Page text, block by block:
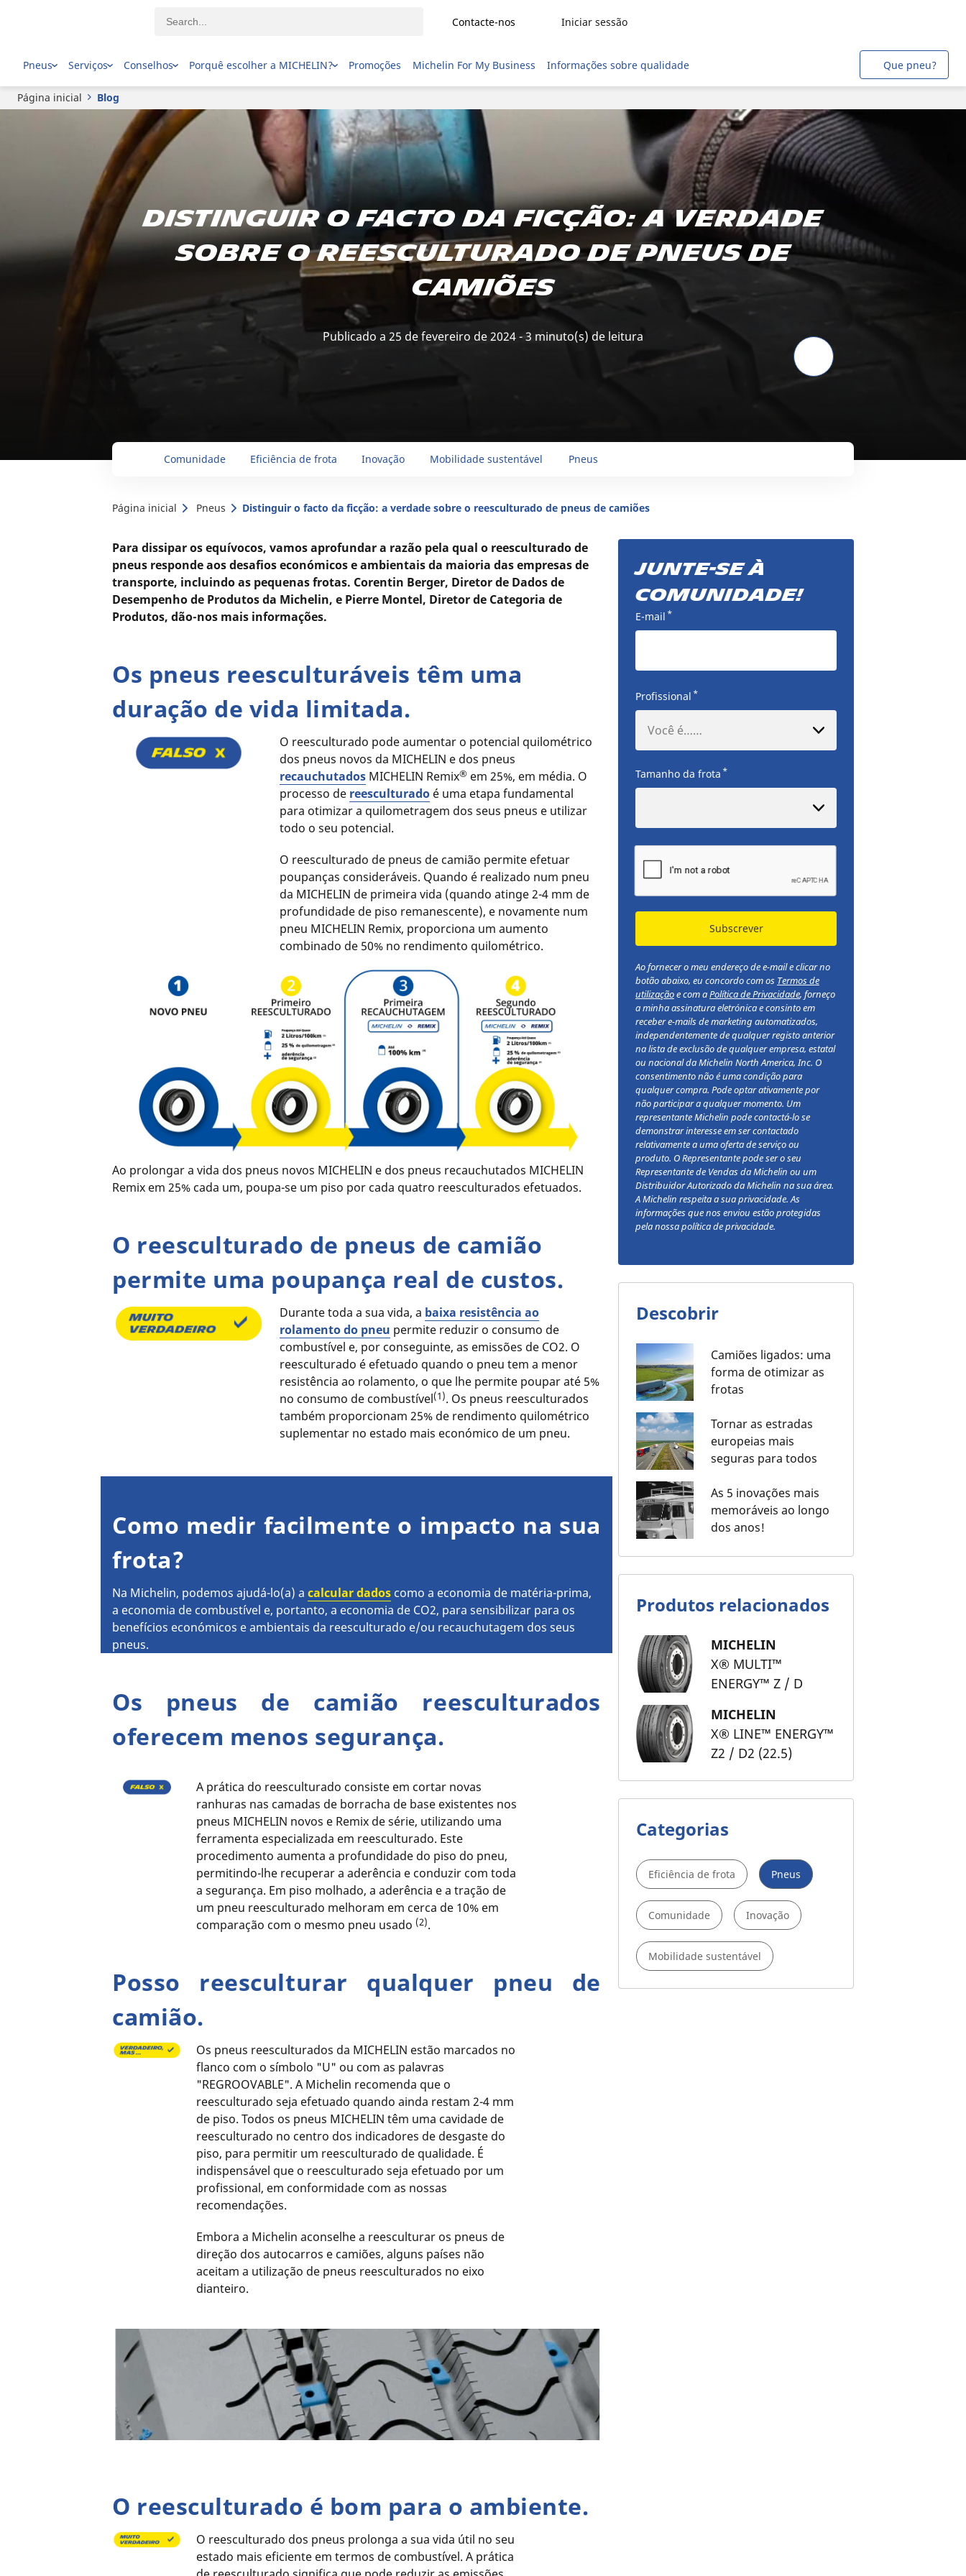
Contacte-nos Iniciar sessão
Pneus Serviços Conselhos Porquê escolher a MICHELIN? Promoções Michelin For My Business Informações sobre qualidade Que pneu?
Página inicial Blog
Distinguir o facto da ficção: a verdade
sobre o reesculturado de pneus de
camiões
Publicado a 25 de fevereiro de 2024 - 3 minuto(s) de leitura
Comunidade Eficiência de frota Inovação Mobilidade sustentável Pneus
Página inicial Pneus Distinguir o facto da ficção: a verdade sobre o reesculturado de pneus de camiões
Para dissipar os equívocos, vamos aprofundar a razão pela qual o reesculturado de
pneus responde aos desafios económicos e ambientais da maioria das empresas de
transporte, incluindo as pequenas frotas. Corentin Berger, Diretor de Dados de
Desempenho de Produtos da Michelin, e Pierre Montel, Diretor de Categoria de
Produtos, dão-nos mais informações.
Os pneus reesculturáveis têm uma
duração de vida limitada.
O reesculturado pode aumentar o potencial quilométrico
dos pneus novos da MICHELIN e dos pneus
recauchutados MICHELIN Remix® em 25%, em média. O
processo de reesculturado é uma etapa fundamental
para otimizar a quilometragem dos seus pneus e utilizar
todo o seu potencial.
O reesculturado de pneus de camião permite efetuar
poupanças consideráveis. Quando é realizado num pneu
da MICHELIN de primeira vida (quando atinge 2-4 mm de
profundidade de piso remanescente), e novamente num
pneu MICHELIN Remix, proporciona um aumento
combinado de 50% no rendimento quilométrico.
Ao prolongar a vida dos pneus novos MICHELIN e dos pneus recauchutados MICHELIN
Remix em 25% cada um, poupa-se um piso por cada quatro reesculturados efetuados.
O reesculturado de pneus de camião
permite uma poupança real de custos.
Durante toda a sua vida, a baixa resistência ao
rolamento do pneu permite reduzir o consumo de
combustível e, por conseguinte, as emissões de CO2. O
reesculturado é efetuado quando o pneu tem a menor
resistência ao rolamento, o que lhe permite poupar até 5%
no consumo de combustível(1). Os pneus reesculturados
também proporcionam 25% de rendimento quilométrico
suplementar no estado mais económico de um pneu.
Como medir facilmente o impacto na sua
frota?
Na Michelin, podemos ajudá-lo(a) a calcular dados como a economia de matéria-prima,
a economia de combustível e, portanto, a economia de CO2, para sensibilizar para os
benefícios económicos e ambientais da reesculturado e/ou recauchutagem dos seus
pneus.
Os pneus de camião reesculturados
oferecem menos segurança.
A prática do reesculturado consiste em cortar novas
ranhuras nas camadas de borracha de base existentes nos
pneus MICHELIN novos e Remix de série, utilizando uma
ferramenta especializada em reesculturado. Este
procedimento aumenta a profundidade do piso do pneu,
permitindo-lhe recuperar a aderência e conduzir com toda
a segurança. Em piso molhado, a aderência e a tração de
um pneu reesculturado melhoram em cerca de 10% em
comparação com o mesmo pneu usado (2).
Posso reesculturar qualquer pneu de
camião.
Os pneus reesculturados da MICHELIN estão marcados no
flanco com o símbolo "U" ou com as palavras
"REGROOVABLE". A Michelin recomenda que o
reesculturado seja efetuado quando ainda restam 2-4 mm
de piso. Todos os pneus MICHELIN têm uma cavidade de
reesculturado no centro dos indicadores de desgaste do
piso, para permitir um reesculturado de qualidade. É
indispensável que o reesculturado seja efetuado por um
profissional, em conformidade com as nossas
recomendações.
Embora a Michelin aconselhe a reesculturar os pneus de
direção dos autocarros e camiões, alguns países não
aceitam a utilização de pneus reesculturados no eixo
dianteiro.
O reesculturado é bom para o ambiente.
O reesculturado dos pneus prolonga a sua vida útil no seu
estado mais eficiente em termos de combustível. A prática
Junte-se à
comunidade!
E-mail *
Profissional *
Você é……
Tamanho da frota *
Subscrever
Ao fornecer o meu endereço de e-mail e clicar no
botão abaixo, eu concordo com os Termos de
utilizaçãoe com aPolítica de Privacidade, forneço
a minha assinatura eletrónica e consinto em
receber e-mails de marketing automatizados,
independentemente de qualquer registo anterior
na lista de exclusão de qualquer empresa, estatal
ou nacional da Michelin North America, Inc. O
consentimento não é uma condição para
qualquer compra. Pode optar ativamente por
não participar a qualquer momento. Um
representante Michelin pode contactá-lo se
demonstrar interesse em ser contactado
relativamente a uma oferta de serviço ou
produto. O Representante pode ser o seu
Representante de Vendas da Michelin ou um
Distribuidor Autorizado da Michelin na sua área.
A Michelin respeita a sua privacidade. As
informações que nos enviou estão protegidas
pela nossa política de privacidade.
Descobrir
Camiões ligados: uma
forma de otimizar as
frotas
Tornar as estradas
europeias mais
seguras para todos
As 5 inovações mais
memoráveis ao longo
dos anos!
Produtos relacionados
MICHELIN
X® MULTI™
ENERGY™ Z / D
MICHELIN
X® LINE™ ENERGY™
Z2 / D2 (22.5)
Categorias
Eficiência de frota Pneus
Comunidade Inovação
Mobilidade sustentável